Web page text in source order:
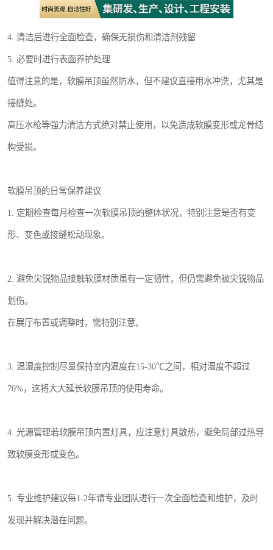
4. 清洁后进行全面检查，确保无损伤和清洁剂残留
5. 必要时进行表面养护处理
值得注意的是，软膜吊顶虽然防水，但不建议直接用水冲洗，尤其是
接缝处。
高压水枪等强力清洁方式绝对禁止使用，以免造成软膜变形或龙骨结
构受损。
软膜吊顶的日常保养建议
1. 定期检查每月检查一次软膜吊顶的整体状况，特别注意是否有变
形、变色或接缝松动现象。
2. 避免尖锐物品接触软膜材质虽有一定韧性，但仍需避免被尖锐物品
划伤。
在展厅布置或调整时，需特别注意。
3. 温湿度控制尽量保持室内温度在15-30℃之间，相对湿度不超过
70%，这将大大延长软膜吊顶的使用寿命。
4. 光源管理若软膜吊顶内置灯具，应注意灯具散热，避免局部过热导
致软膜变形或变色。
5. 专业维护建议每1-2年请专业团队进行一次全面检查和维护，及时
发现并解决潜在问题。